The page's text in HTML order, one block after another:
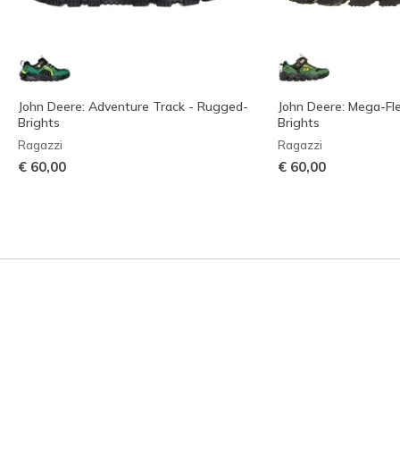
John Deere: Adventure Track - Rugged-
Brights
Ragazzi
€ 60,00
John Deere: Mega-
Brights
Ragazzi
€ 60,00